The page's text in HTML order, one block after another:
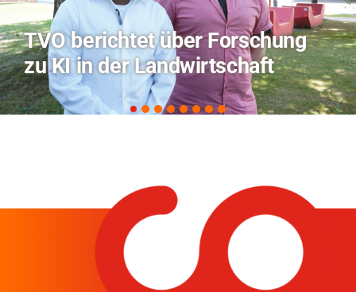
Hitze-Aktionstag: Hochschule
Coburg im Radio Bamberg